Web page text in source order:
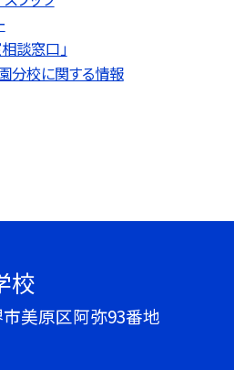
談窓口」
分校に関する情報
校
美原区阿弥93番地